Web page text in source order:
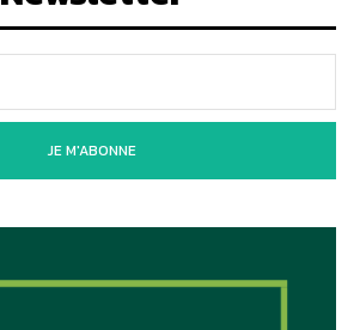
JE M'ABONNE